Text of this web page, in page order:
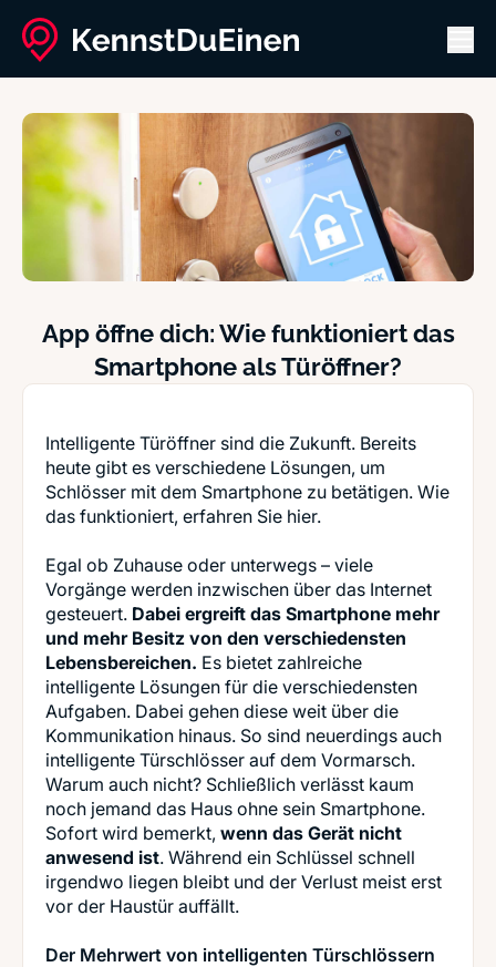
App öffne dich: Wie funktioniert das
Smartphone als Türöffner?
Intelligente Türöffner sind die Zukunft. Bereits
heute gibt es verschiedene Lösungen, um
Schlösser mit dem Smartphone zu betätigen. Wie
das funktioniert, erfahren Sie hier.
Egal ob Zuhause oder unterwegs – viele
Vorgänge werden inzwischen über das Internet
gesteuert. Dabei ergreift das Smartphone mehr
und mehr Besitz von den verschiedensten
Lebensbereichen. Es bietet zahlreiche
intelligente Lösungen für die verschiedensten
Aufgaben. Dabei gehen diese weit über die
Kommunikation hinaus. So sind neuerdings auch
intelligente Türschlösser auf dem Vormarsch.
Warum auch nicht? Schließlich verlässt kaum
noch jemand das Haus ohne sein Smartphone.
Sofort wird bemerkt, wenn das Gerät nicht
anwesend ist. Während ein Schlüssel schnell
irgendwo liegen bleibt und der Verlust meist erst
vor der Haustür auffällt.
Der Mehrwert von intelligenten Türschlössern